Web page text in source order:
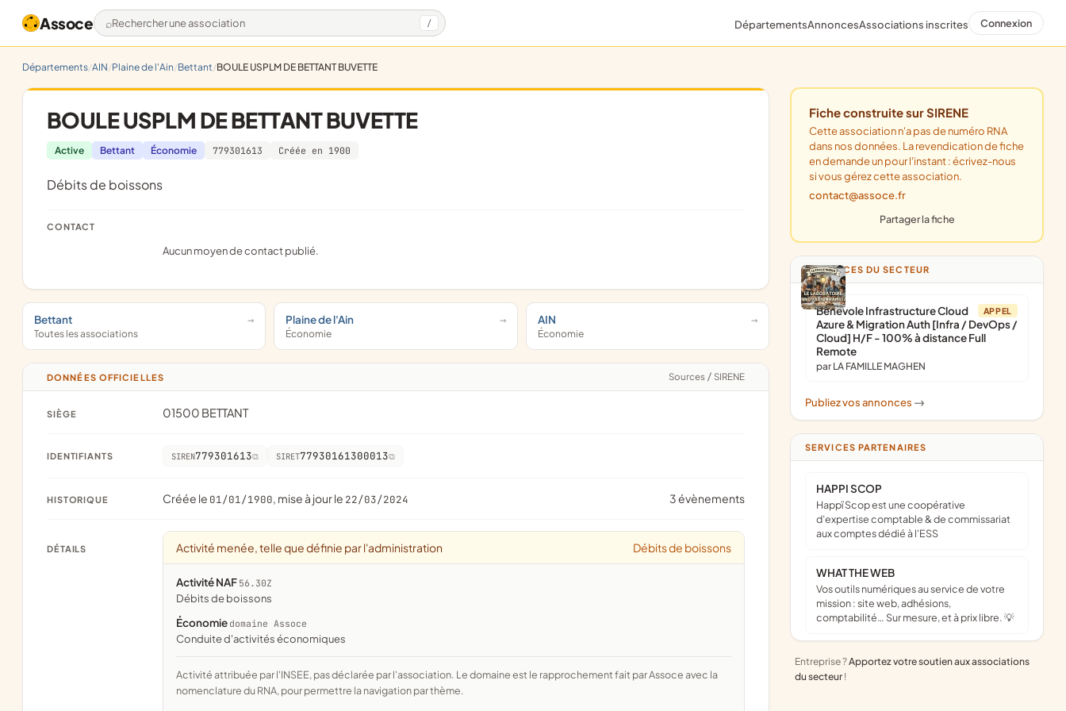
Assoce Rechercher une association / DépartementsAnnoncesAssociations inscrites Connexion
Départements AIN Plaine de l'Ain Bettant BOULE USPLM DE BETTANT BUVETTE
BOULE USPLM DE BETTANT BUVETTE
Active Bettant Économie 779301613 Créée en 1900
Débits de boissons
CONTACT
Aucun moyen de contact publié.
Bettant
Toutes les associations
Plaine de l'Ain
Économie
AIN
Économie
DONNÉES OFFICIELLES Sources / SIRENE
SIÈGE 01500 BETTANT
IDENTIFIANTS SIREN779301613 SIRET77930161300013
HISTORIQUE Créée le 01/01/1900, mise à jour le 22/03/2024 3 évènements
DÉTAILS Activité menée, telle que définie par l'administration Débits de boissons
Activité NAF 56.30Z
Débits de boissons
Économie domaine Assoce
conduite d'activités économiques
Activité attribuée par l'INSEE, pas déclarée par l'association. Le domaine est le rapprochement fait par Assoce avec la
nomenclature du RNA, pour permettre la navigation par thème.
Fiche construite sur SIRENE
Cette association n'a pas de numéro RNA
dans nos données. La revendication de fiche
en demande un pour l'instant : écrivez-nous
si vous gérez cette association.
contact@assoce.fr
Partager la fiche
ANNONCES DU SECTEUR
APPEL
Bénévole Infrastructure Cloud
Azure & Migration Auth [Infra / DevOps /
Cloud] H/F - 100% à distance Full
Remote
par LA FAMILLE MAGHEN
Publiez vos annonces ->
SERVICES PARTENAIRES
HAPPI SCOP
Happï Scop est une coopérative
d’expertise comptable & de commissariat
aux comptes dédié à l'ESS
WHAT THE WEB
Vos outils numériques au service de votre
mission : site web, adhésions,
comptabilité… Sur mesure, et à prix libre. 💡
Entreprise ?Apportez votre soutien aux associations
du secteur !